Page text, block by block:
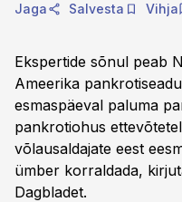
Jaga Salvesta Vihja
Ekspertide sõnul peab
Ameerika
esmaspäeval paluma
pankrotiohus
võlausaldajate eest
ümber korraldada,
Dagbladet.